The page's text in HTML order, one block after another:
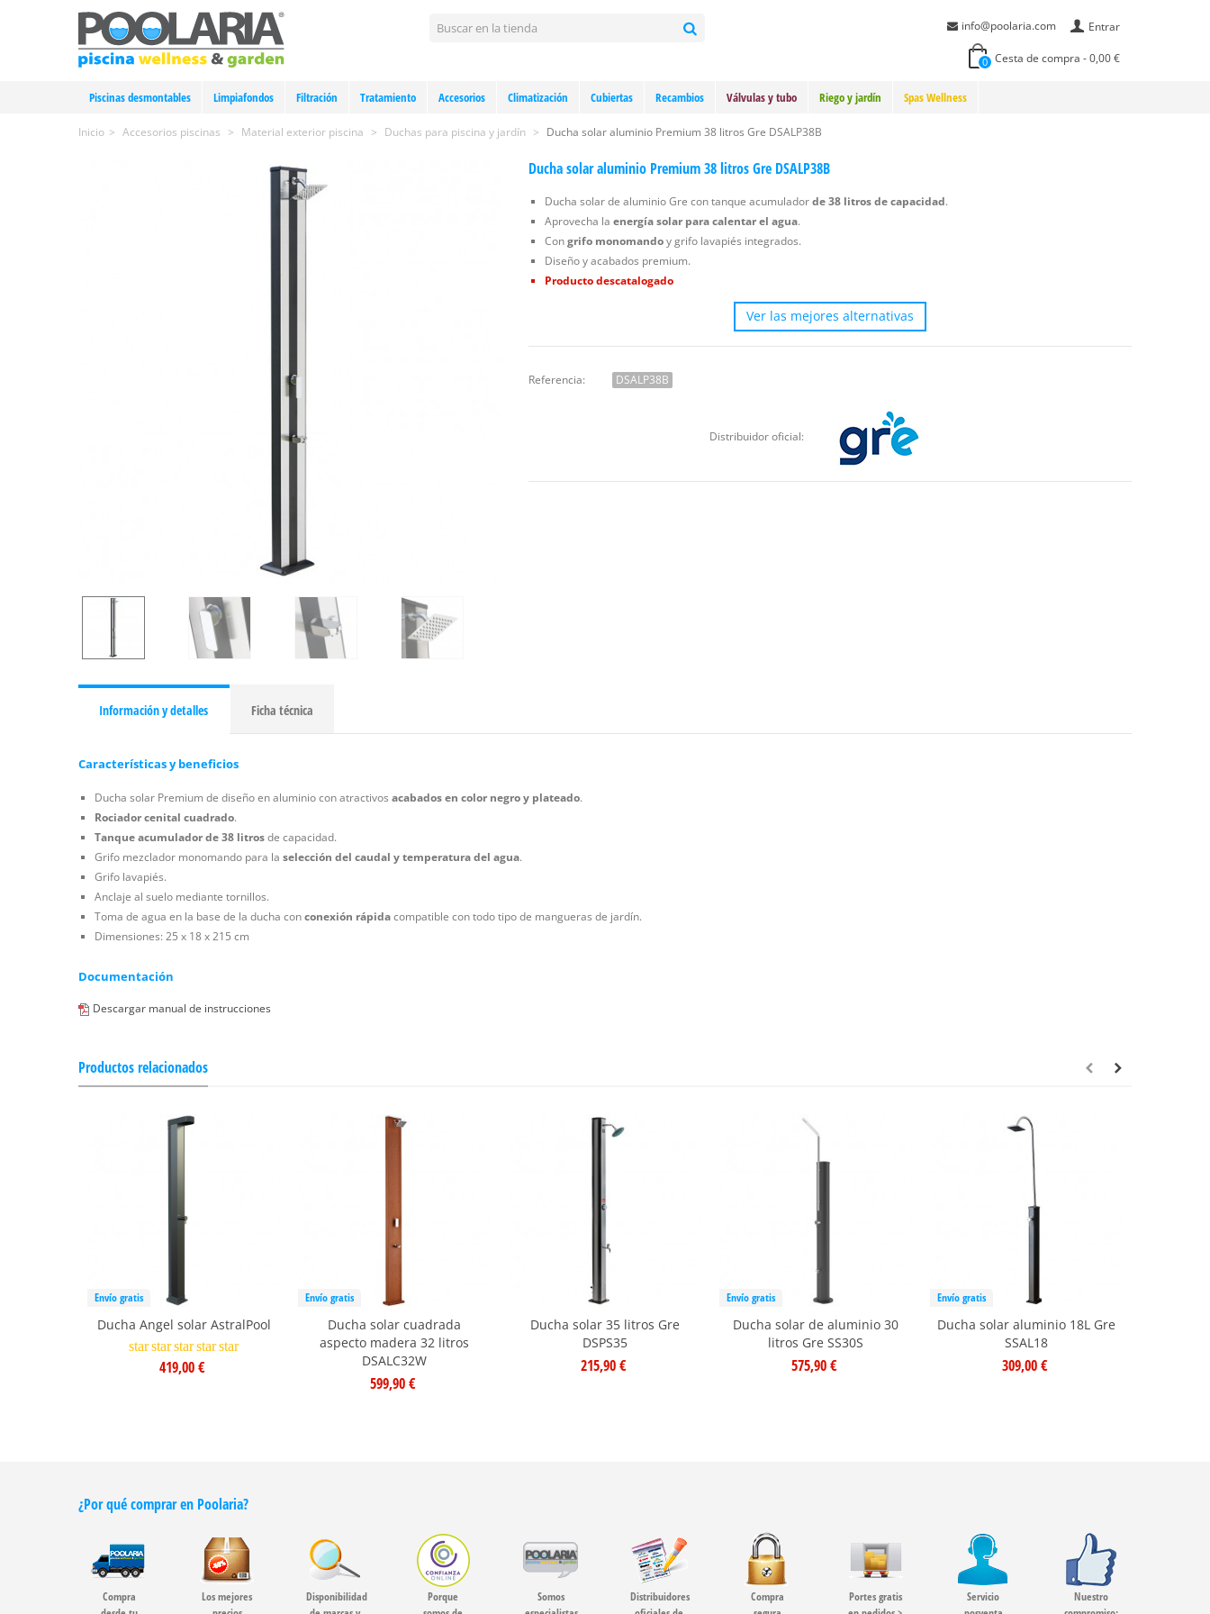
Entrar
info@poolaria.com
0 Cesta de compra -0,00 €
Piscinas desmontables Limpiafondos Filtración Tratamiento Accesorios Climatización Cubiertas Recambios Válvulas y tubo Riego y jardín Spas Wellness
Inicio > Accesorios piscinas > Material exterior piscina > Duchas para piscina y jardín > Ducha solar aluminio Premium 38 litros Gre DSALP38B
Ducha solar aluminio Premium 38 litros Gre DSALP38B
Ducha solar de aluminio Gre con tanque acumuladorde 38 litros de capacidad.
Aprovecha la energía solar para calentar el agua.
Congrifo monomandoy grifo lavapiés integrados.
Diseño y acabados premium.
Producto descatalogado
Ver las mejores alternativas
Referencia: DSALP38B
Distribuidor oficial:
Información y detalles Ficha técnica
Características y beneficios
Ducha solar Premium de diseño en aluminio con atractivos acabados en color negro y plateado.
Rociador cenital cuadrado.
Tanque acumulador de 38 litrosde capacidad.
Grifo mezclador monomando para la selección del caudal y temperatura del agua.
Grifo lavapiés.
Anclaje al suelo mediante tornillos.
Toma de agua en la base de la ducha conconexión rápidacompatible con todo tipo de mangueras de jardín.
Dimensiones: 25 x 18 x 215 cm
Documentación
Descargar manual de instrucciones
Productos relacionados
Envío gratis
Ducha Angel solar AstralPool
starstarstarstarstar
419,00 €
Envío gratis
Ducha solar cuadrada
aspecto madera 32 litros
DSALC32W
599,90 €
Ducha solar 35 litros Gre
DSPS35
215,90 €
Envío gratis
Ducha solar de aluminio 30
litros Gre SS30S
575,90 €
Envío gratis
Ducha solar aluminio 18L Gre
SSAL18
309,00 €
¿Por qué comprar en Poolaria?
Compra
Los mejores
Disponibilidad
Porque
Somos
Distribuidores
Compra
Portes gratis
Servicio
Nuestro